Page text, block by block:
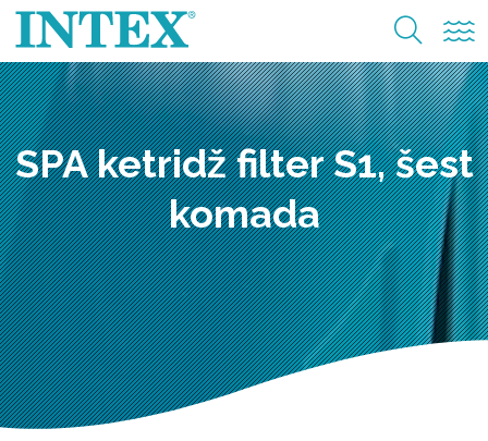
SPA ketridž filter S1, šest
komada